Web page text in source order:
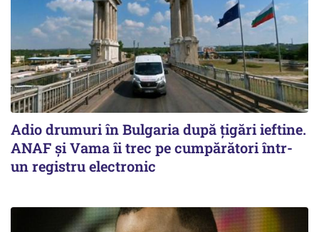
Adio drumuri în Bulgaria după țigări ieftine.
ANAF și Vama îi trec pe cumpărători într-
un registru electronic